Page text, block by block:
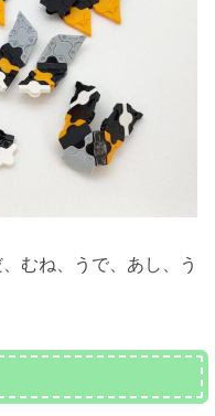
むね、うで、あし、う